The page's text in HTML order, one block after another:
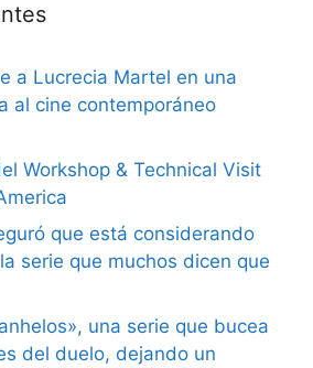
a Lucrecia Martel en una
al cine contemporáneo
Workshop & Technical Visit
que está considerando
serie que muchos dicen que
una serie que bucea
del duelo, dejando un